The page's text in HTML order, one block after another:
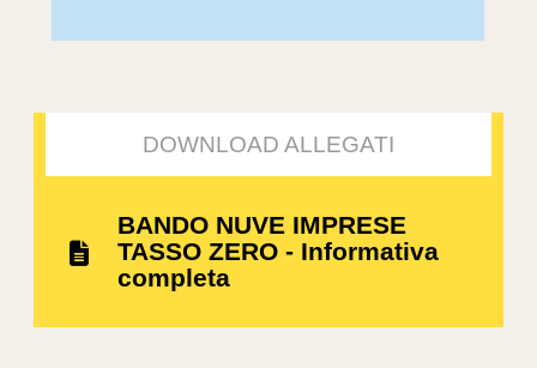
DOWNLOAD ALLEGATI
BANDO NUVE IMPRESE
TASSO ZERO - Informativa
completa